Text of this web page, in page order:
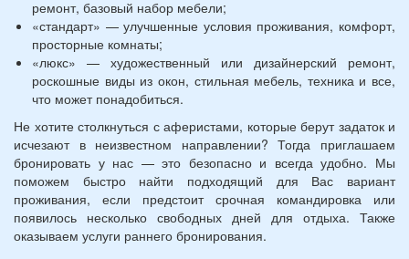
ремонт, базовый набор мебели;
«стандарт» — улучшенные условия проживания, комфорт,
просторные комнаты;
«люкс» — художественный или дизайнерский ремонт,
роскошные виды из окон, стильная мебель, техника и все,
что может понадобиться.
Не хотите столкнуться с аферистами, которые берут задаток и
исчезают в неизвестном направлении? Тогда приглашаем
бронировать у нас — это безопасно и всегда удобно. Мы
поможем быстро найти подходящий для Вас вариант
проживания, если предстоит срочная командировка или
появилось несколько свободных дней для отдыха. Также
оказываем услуги раннего бронирования.